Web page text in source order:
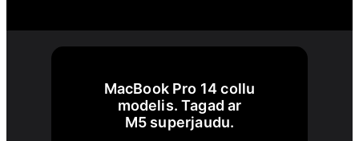
MacBook Pro 14 collu
modelis. Tagad ar
M5 superjaudu.